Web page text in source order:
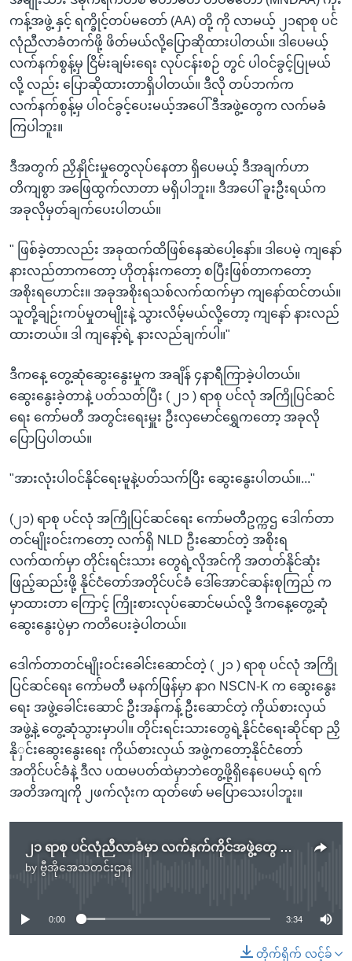
ကန့်အဖွဲ့ နှင့် ရက္ခိုင့်တပ်မတော် (AA) တို့ ကို လာမယ့် ၂၁ရာစု ပင်
လုံညီလာခံတက်ဖို့ ဖိတ်မယ်လို့ပြောဆိုထားပါတယ်။ ဒါပေမယ့်
လက်နက်စွန့်မှ ငြိမ်းချမ်းရေး လုပ်ငန်းစဉ် တွင် ပါဝင်ခွင့်ပြုမယ်
လို့ လည်း ပြောဆိုထားတာရှိပါတယ်။ ဒီလို တပ်ဘက်က
လက်နက်စွန့်မှ ပါဝင်ခွင့်ပေးမယ့်အပေါ် ဒီအဖွဲ့တွေက လက်မခံ
ကြပါဘူး။
ဒီအတွက် ညှိနှိုင်းမှုတွေလုပ်နေတာ ရှိပေမယ့် ဒီအချက်ဟာ
တိကျစွာ အဖြေထွက်လာတာ မရှိပါဘူး။ ဒီအပေါ် ခူးဦးရယ်က
အခုလိုမှတ်ချက်ပေးပါတယ်။
" ဖြစ်ခဲ့တာလည်း အခုထက်ထိဖြစ်နေဆဲပေါ့နော်။ ဒါပေမဲ့ ကျနော်
နားလည်တာကတော့ ဟိုတုန်းကတော့ စပြီးဖြစ်တာကတော့
အစိုးရဟောင်း။ အခုအစိုးရသစ်လက်ထက်မှာ ကျနော်ထင်တယ်။
သူတို့ချဉ်းကပ်မှုတမျိုးနဲ့ သွားလိမ့်မယ်လို့တော့ ကျနော် နားလည်
ထားတယ်။ ဒါ ကျနော့်ရဲ့ နားလည်ချက်ပါ။"
ဒီကနေ့ တွေ့ဆုံဆွေးနွေးမှုက အချိန် ၄နာရီကြာခဲ့ပါတယ်။
ဆွေးနွေးခဲ့တာနဲ့ ပတ်သတ်ပြီး ( ၂၁ ) ရာစု ပင်လုံ အကြိုပြင်ဆင်
ရေး ကော်မတီ အတွင်းရေးမှူး ဦးလှမောင်ရွှေကတော့ အခုလို
ပြောပြပါတယ်။
"အားလုံးပါဝင်နိုင်ရေးမူနဲ့ပတ်သက်ပြီး ဆွေးနွေးပါတယ်။..."
(၂၁) ရာစု ပင်လုံ အကြိုပြင်ဆင်ရေး ကော်မတီဥက္ကဌ ဒေါက်တာ
တင်မျိုးဝင်းကတော့ လက်ရှိ NLD ဦးဆောင်တဲ့ အစိုးရ
လက်ထက်မှာ တိုင်းရင်းသား တွေရဲ့လိုအင်ကို အတတ်နိုင်ဆုံး
ဖြည့်ဆည်းဖို့ နိုင်ငံတော်အတိုင်ပင်ခံ ဒေါ်အောင်ဆန်းစုကြည် က
မှာထားတာ ကြောင့် ကြိုးစားလုပ်ဆောင်မယ်လို့ ဒီကနေ့တွေ့ဆုံ
ဆွေးနွေးပွဲမှာ ကတိပေးခဲ့ပါတယ်။
ဒေါက်တာတင်မျိုးဝင်းခေါင်းဆောင်တဲ့ ( ၂၁ ) ရာစု ပင်လုံ အကြို
ပြင်ဆင်ရေး ကော်မတီ မနက်ဖြန်မှာ နာဂ NSCN-K က ဆွေးနွေး
ရေး အဖွဲ့ခေါင်းဆောင် ဦးအန်ကန့် ဦးဆောင်တဲ့ ကိုယ်စားလှယ်
အဖွဲ့နဲ့ တွေ့ဆုံသွားမှာပါ။ တိုင်းရင်းသားတွေရဲ့နိုင်ငံရေးဆိုင်ရာ ညှိ
နိုှင်းဆွေးနွေးရေး ကိုယ်စားလှယ် အဖွဲ့ကတော့နိုင်ငံတော်
အတိုင်ပင်ခံနဲ့ ဒီလ ပထမပတ်ထဲမှာဘဲတွေ့ဖို့ရှိနေပေမယ့် ရက်
အတိအကျကို ၂ဖက်လုံးက ထုတ်ဖော် မပြောသေးပါဘူး။
၂၁ ရာစု ပင်လုံညီလာခံမှာ လက်နက်ကိုင်အဖွဲ့တွေ အားလုံးပါဝင်ရေး ဆွေးနွေး
by ဗွီအိုအေသတင်းဌာန
No media source currently available
0:00 3:34
တိုက်ရိုက် လင့်ခ်